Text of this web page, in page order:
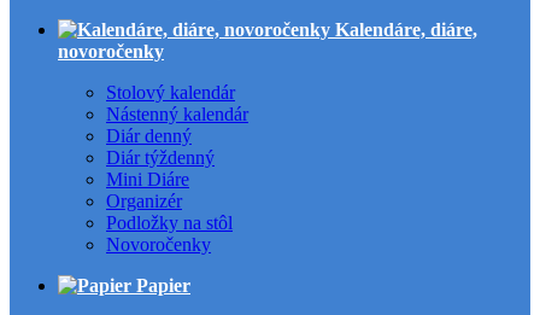
Kalendáre, diáre,
novoročenky
Stolový kalendár
Nástenný kalendár
Diár denný
Diár týždenný
Mini Diáre
Organizér
Podložky na stôl
Novoročenky
Papier